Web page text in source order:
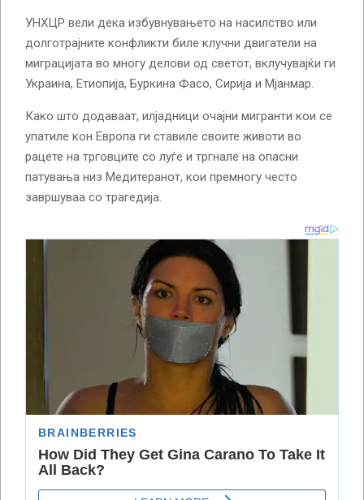
УНХЦР вели дека избувнувањето на насилство или
долготрајните конфликти биле клучни двигатели на
миграцијата во многу делови од светот, вклучувајќи ги
Украина, Етиопија, Буркина Фасо, Сирија и Мјанмар.
Како што додаваат, илјадници очајни мигранти кои се
упатиле кон Европа ги ставиле своите животи во
рацете на трговците со луѓе и тргнале на опасни
патувања низ Медитеранот, кои премногу често
завршуваа со трагедија.